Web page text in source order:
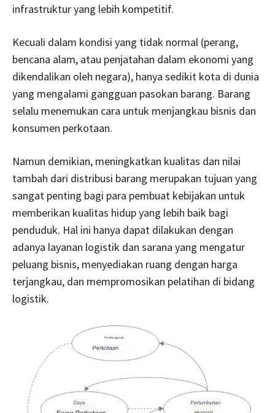
infrastruktur yang lebih kompetitif.
Kecuali dalam kondisi yang tidak normal (perang,
bencana alam, atau penjatahan dalam ekonomi yang
dikendalikan oleh negara), hanya sedikit kota di dunia
yang mengalami gangguan pasokan barang. Barang
selalu menemukan cara untuk menjangkau bisnis dan
konsumen perkotaan.
Namun demikian, meningkatkan kualitas dan nilai
tambah dari distribusi barang merupakan tujuan yang
sangat penting bagi para pembuat kebijakan untuk
memberikan kualitas hidup yang lebih baik bagi
penduduk. Hal ini hanya dapat dilakukan dengan
adanya layanan logistik dan sarana yang mengatur
peluang bisnis, menyediakan ruang dengan harga
terjangkau, dan mempromosikan pelatihan di bidang
logistik.